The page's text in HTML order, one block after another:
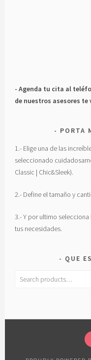
- Agenda tu cita al
de nuestros asesores
PORTA
1.- Elige una de las
seleccionado
Classic | Chic&Sleek).
2.- Define el tamaño y
3.- Y por ultimo
tus necesidades.
QUE
Search